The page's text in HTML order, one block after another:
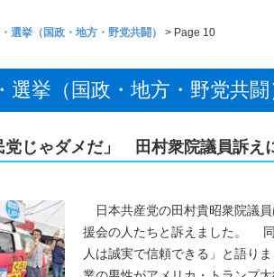
選挙（国政・地方・野党共闘） > Page 10
選挙（国政・地方・野党共闘
党じゃダメだ」 田村衆院議員訴
日本共産党の田村貴昭衆院議員
援会の人たちと訴えました。 同
人は誠実で信頼できる」と語り